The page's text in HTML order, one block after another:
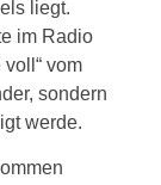
liegt.
im Radio
vom
sondern
werde.